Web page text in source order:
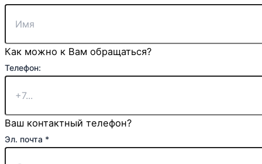
Как можно к Вам обращаться?
почта
Имя
Телефон:
Ваш контактный телефон?
Эл. почта *